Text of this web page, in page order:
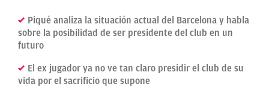
Piqué analiza la situación actual del Barcelona y habla
sobre la posibilidad de ser presidente del club en un
futuro
El ex jugador ya no ve tan claro presidir el club de su
vida por el sacrificio que supone